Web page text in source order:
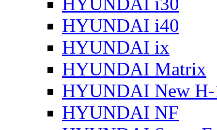
HYUNDAI i40
HYUNDAI ix
HYUNDAI Matrix
HYUNDAI New
HYUNDAI NF